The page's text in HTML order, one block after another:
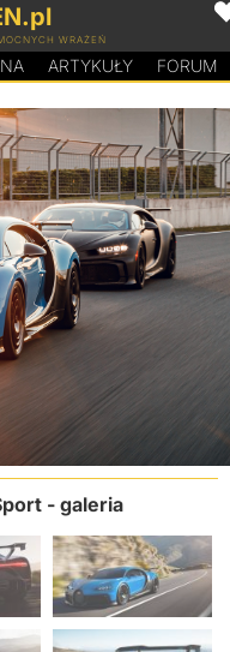
WRAŻEŃ
NA ARTYKUŁY FORUM
- galeria